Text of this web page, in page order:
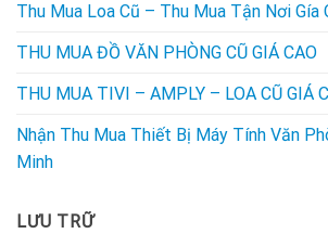
Thu Mua Loa Cũ – Thu Mua Tận Nơi Gía
THU MUA ĐỒ VĂN PHÒNG CŨ GIÁ CAO
THU MUA TIVI – AMPLY – LOA CŨ GIÁ
Nhận Thu Mua Thiết Bị Máy Tính Văn
Minh
LƯU TRỮ